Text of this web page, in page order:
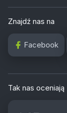
Znajdź nas na
Facebook
Tak nas oceniają